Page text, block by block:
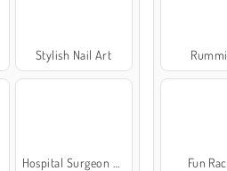
Stylish Nail Art
Fun